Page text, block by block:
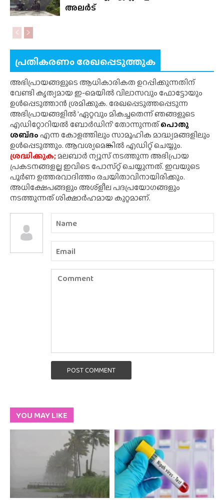
അലർട്
പ്രതികരണം രേഖപ്പെടുത്തുക
അഭിപ്രായങ്ങളുടെ ആധികാരികത ഉറപ്പിക്കുന്നതിന്
വേണ്ടി കൃത്യമായ ഇ-മെയിൽ വിലാസവും ഫോട്ടോയും
ഉൾപ്പെടുത്താൻ ശ്രമിക്കുക. രേഖപ്പെടുത്തപ്പെടുന്ന
അഭിപ്രായങ്ങളിൽ 'ഏറ്റവും മികച്ചതെന്ന് ഞങ്ങളുടെ
എഡിറ്റോറിയൽ ബോർഡിന്' തോന്നുന്നത്പൊതു
ശബ്‌ദംഎന്ന കോളത്തിലും സാമൂഹിക മാദ്ധ്യമങ്ങളിലും
ഉൾപ്പെടുത്തും. ആവശ്യമെങ്കിൽ എഡിറ്റ് ചെയ്യും.
ശ്രദ്ധിക്കുക;മലബാർ ന്യൂസ് നടത്തുന്ന അഭിപ്രായ
പ്രകടനങ്ങളല്ല ഇവിടെ പോസ്‌റ്റ് ചെയ്യുന്നത്. ഇവയുടെ
പൂർണ ഉത്തരവാദിത്തം രചയിതാവിനായിരിക്കും.
അധിക്ഷേപങ്ങളും അശ്‌ളീല പദപ്രയോഗങ്ങളും
നടത്തുന്നത് ശിക്ഷാർഹമായ കുറ്റമാണ്.
POST COMMENT
YOU MAY LIKE